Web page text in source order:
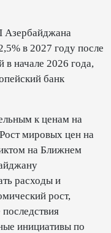
в 2027 году после
в начале 2026 года,
банк
к ценам на
мировых цен на
на Ближнем
расходы и
рост,
инициативы по